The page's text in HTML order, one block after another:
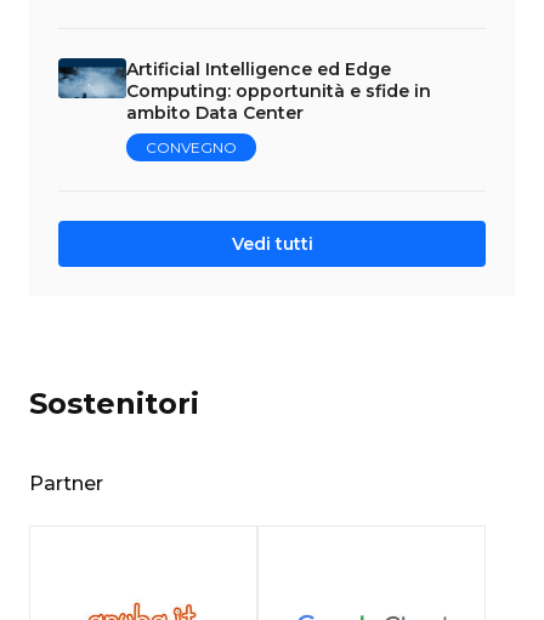
Artificial Intelligence ed Edge
Computing: opportunità e sfide in
ambito Data Center
CONVEGNO
Vedi tutti
Sostenitori
Partner